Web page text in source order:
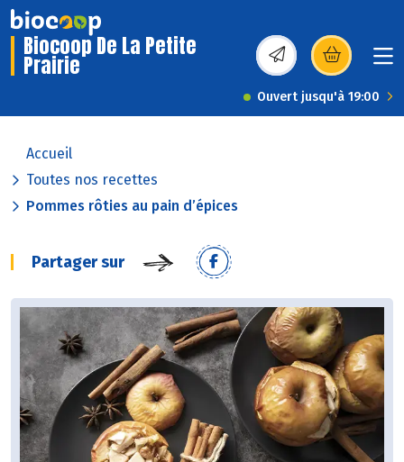
Biocoop De La Petite
Prairie (s’ouvre dans une
Ouvert jusqu'à 19:00
Accueil
Toutes nos recettes
Pommes rôties au pain d’épices
Partager sur